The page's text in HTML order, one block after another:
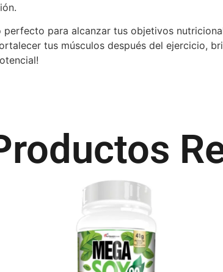
perfecto para alcanzar tus objetivos
tus músculos después del ejercicio,